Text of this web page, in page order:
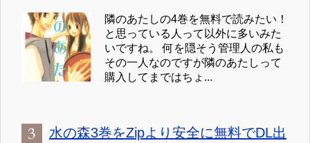
隣のあたしの4巻を無料で読みたい！
と思っている人って以外に多いみた
いですね。 何を隠そう管理人の私も
その一人なのですが隣のあたしって
購入してまではちょ...
水の森3巻をZipより安全に無料でDL出